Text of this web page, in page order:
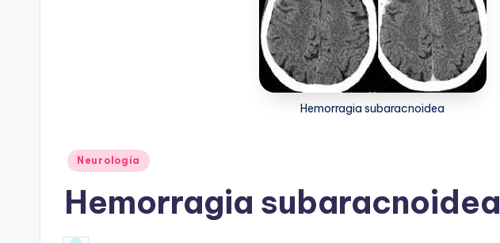
Hemorragia subaracnoidea
Publicado
Neurología
Hemorragia subaracnoidea